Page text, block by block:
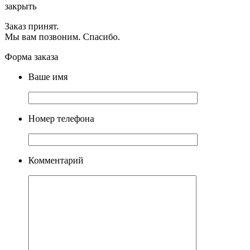
закрыть
Заказ принят.
Мы вам позвоним. Спасибо.
Форма заказа
Ваше имя
Номер телефона
Комментарий